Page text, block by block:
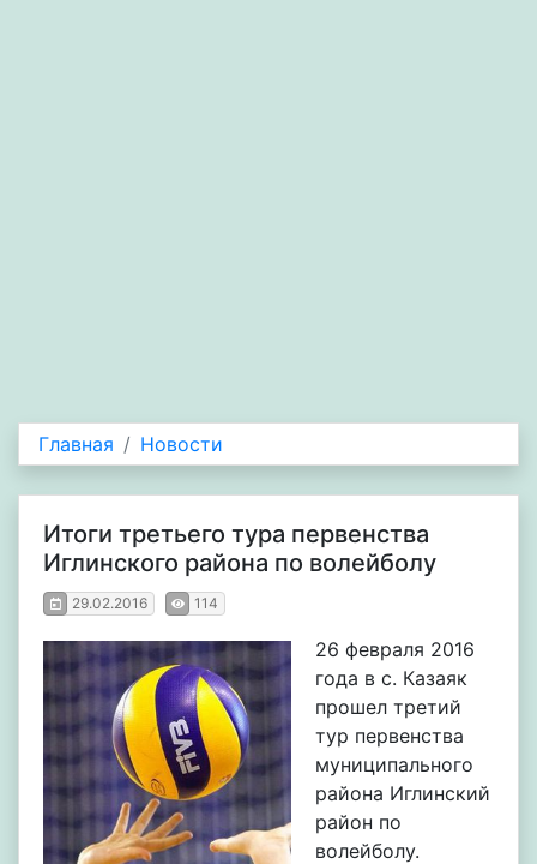
Главная Новости
Итоги третьего тура первенства
Иглинского района по волейболу
29.02.2016 114
26 февраля 2016
года в с. Казаяк
прошел третий
тур первенства
муниципального
района Иглинский
район по
волейболу.